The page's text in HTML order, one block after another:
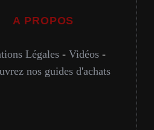
A PROPOS
Légales- Vidéos-
nos guides d'achats